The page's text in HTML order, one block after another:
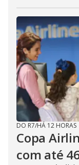
DO R7/HÁ 12 HORAS
Copa
com até